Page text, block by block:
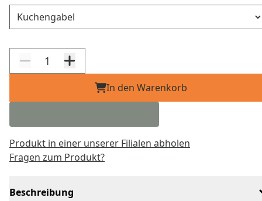
In den Warenkorb
Produkt in einer unserer Filialen abholen
Fragen zum Produkt?
Beschreibung